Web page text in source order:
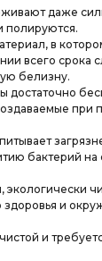
даже
полируются.
в
всего срока
белизну.
достаточно
при
бактерий на
экологически
здоровья и
и